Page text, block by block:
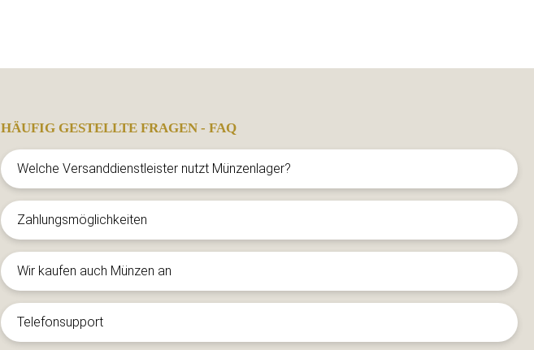
HÄUFIG GESTELLTE FRAGEN - FAQ
Welche Versanddienstleister nutzt Münzenlager?
Zahlungsmöglichkeiten
Wir kaufen auch Münzen an
Telefonsupport